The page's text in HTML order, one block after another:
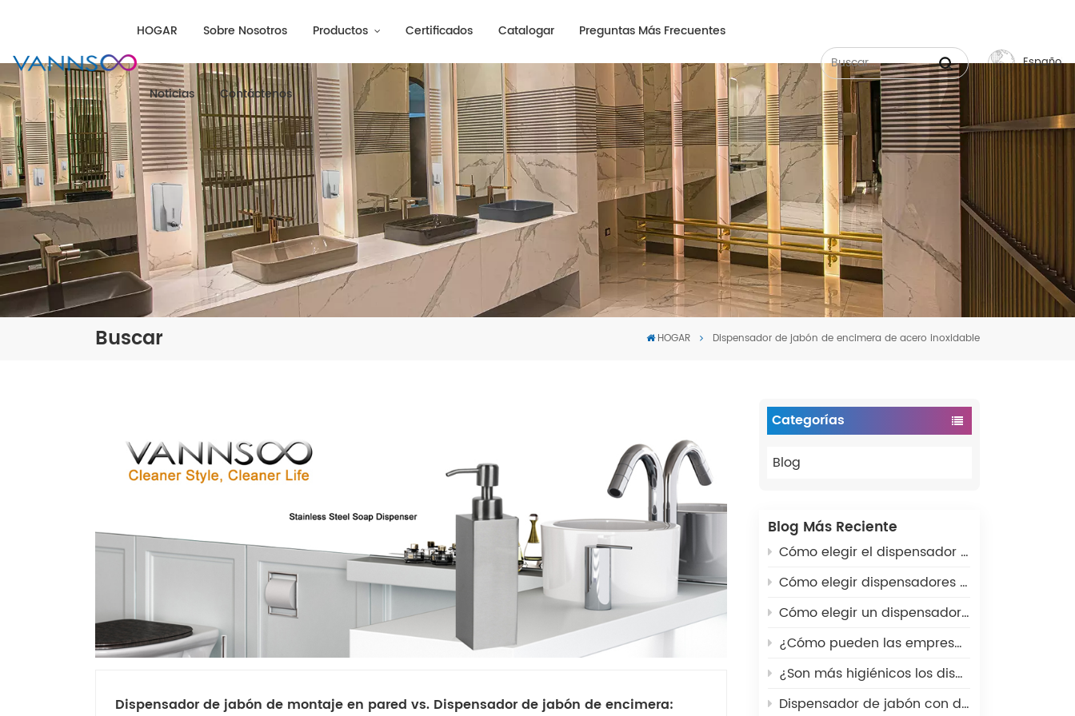
HOGAR Sobre Nosotros Productos Certificados Catalogar Preguntas Más Frecuentes
Noticias Contáctenos
Español
English
Русский
Español
中文
Buscar HOGAR Dispensador de jabón de encimera de acero inoxidable
Categorías
Blog
Blog Más Reciente
Cómo elegir el dispensador de papel higiénico comercial adecuado para baños públicos
Cómo elegir dispensadores de papel higiénico para baños comerciales: guía completa de compra
Cómo elegir un dispensador de jabón comercial de pared para baños públicos
¿Cómo pueden las empresas ahorrar dinero con los dispensadores de baño adecuados?
¿Son más higiénicos los dispensadores de jabón automáticos?
Dispensador de jabón con detección automática o con presión manual: ¿cuál debería elegir?
Dispensador de jabón de montaje en pared vs. Dispensador de jabón de encimera: